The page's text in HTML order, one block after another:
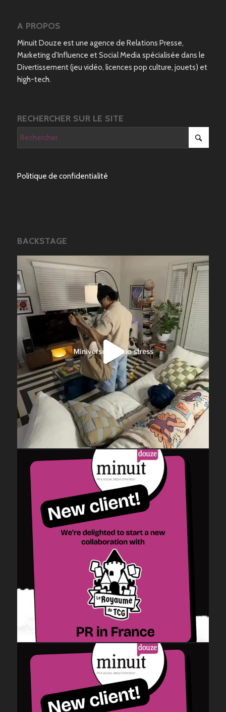
A PROPOS
Minuit Douze est une agence de Relations Presse,
Marketing d’Influence et Social Media spécialisée dans le
Divertissement (jeu vidéo, licences pop culture, jouets) et
high-tech.
RECHERCHER SUR LE SITE
Politique de confidentialité
BACKSTAGE